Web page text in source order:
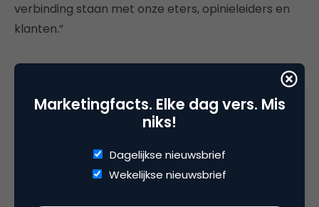
verbinding staan met onze eters, opinieleiders en
klanten.”
Marketingfacts. Elke dag vers. Mis
niks!
Dagelijkse nieuwsbrief
Wekelijkse nieuwsbrief